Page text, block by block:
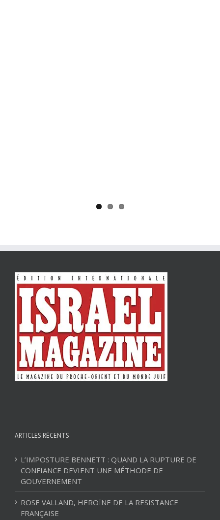
ARTICLES RÉCENTS
L’IMPOSTURE BENNETT : QUAND LA RUPTURE DE
CONFIANCE DEVIENT UNE MÉTHODE DE
GOUVERNEMENT
ROSE VALLAND, HEROÏNE DE LA RESISTANCE
FRANÇAISE